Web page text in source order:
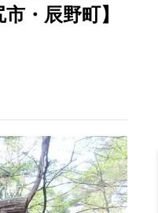
・辰野町】